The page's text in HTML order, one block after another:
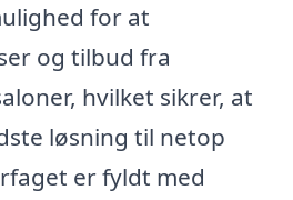
for at
og tilbud fra
hvilket sikrer, at
løsning til netop
er fyldt med